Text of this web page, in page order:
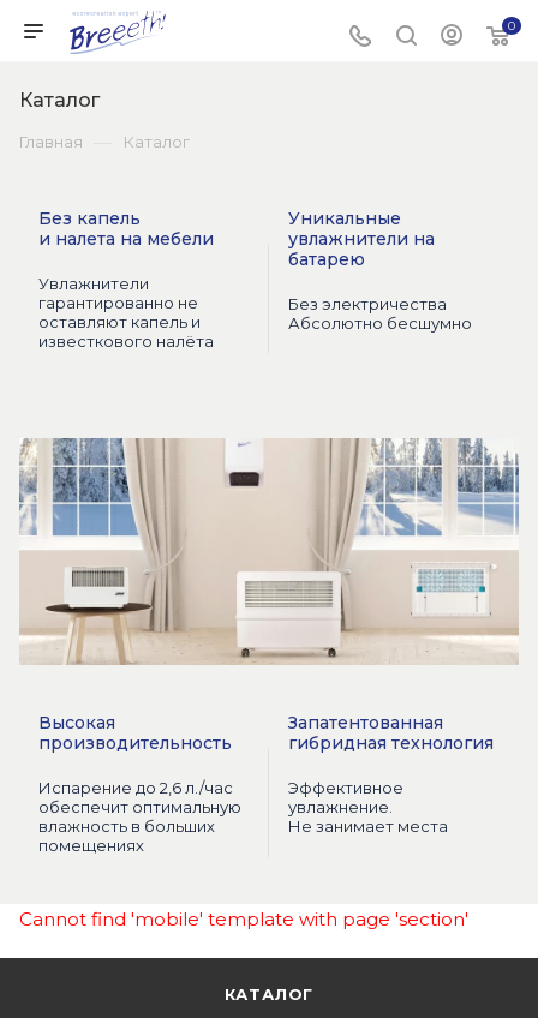
0
Каталог
Главная Каталог
Без капель
и налета на мебели
Увлажнители
гарантированно не
оставляют капель и
известкового налёта
Уникальные
увлажнители на
батарею
Без электричества
Абсолютно бесшумно
Высокая
производительность
Испарение до 2,6 л./час
обеспечит оптимальную
влажность в больших
помещениях
Запатентованная
гибридная технология
Эффективное
увлажнение.
Не занимает места
Cannot find 'mobile' template with page 'section'
КАТАЛОГ